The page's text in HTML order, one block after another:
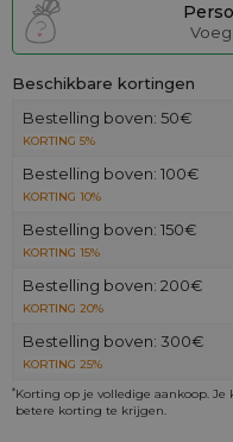
Beschikbare kortingen
Bestelling boven: 50€
KORTING 5%
Bestelling boven: 100€
KORTING 10%
Bestelling boven: 150€
KORTING 15%
Bestelling boven: 200€
KORTING 20%
Bestelling boven: 300€
KORTING 25%
*Korting op je volledige aankoop.
betere korting te krijgen.